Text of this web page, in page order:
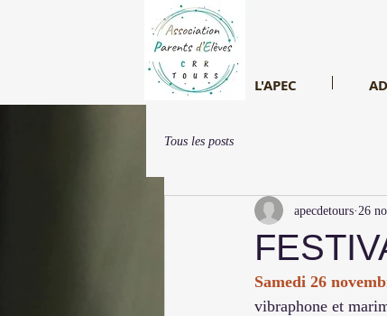
L'APEC
Tous les posts
apecdetours 26
Samedi 26
vibraphone et